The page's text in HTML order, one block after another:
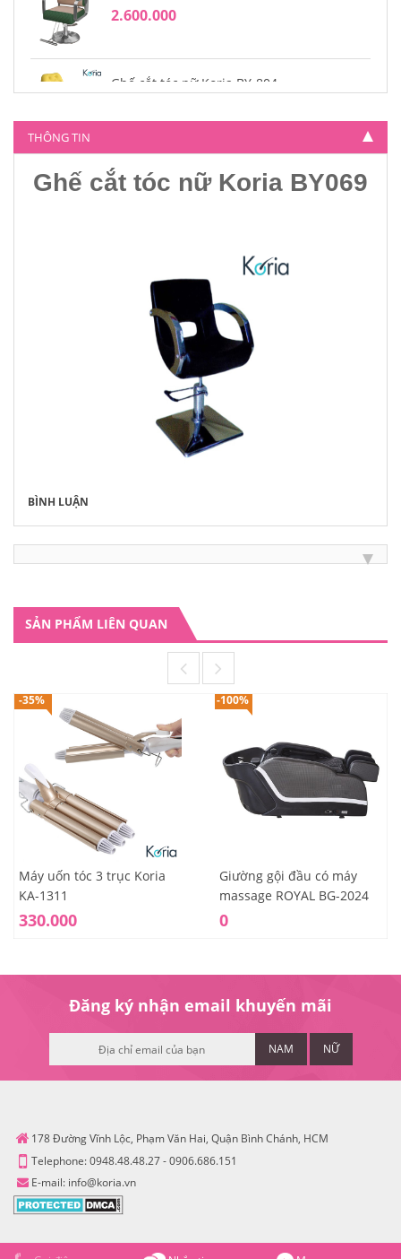
2.600.000
Ghế cắt tóc nữ Koria BY-804
THÔNG TIN
Ghế cắt tóc nữ Koria BY069
BÌNH LUẬN
SẢN PHẨM LIÊN QUAN
-35%
Máy uốn tóc 3 trục Koria
KA-1311
330.000
-100%
Giường gội đầu có máy
massage ROYAL BG-2024
0
Đăng ký nhận email khuyến mãi
NAM NỮ
178 Đường Vĩnh Lộc, Phạm Văn Hai, Quận Bình Chánh, HCM
Telephone:0948.48.48.27-0906.686.151
E-mail: info@koria.vn